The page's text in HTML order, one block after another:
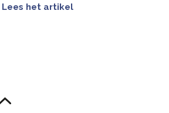
Lees het artikel